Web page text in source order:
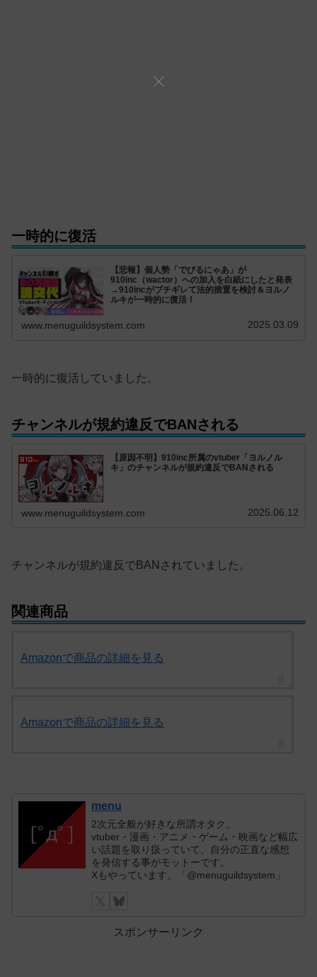
一時的に復活
【悲報】個人勢「でびるにゃあ」が
910inc（wactor）への加入を白紙にしたと発表
→910incがブチギレて法的措置を検討＆ヨルノ
ルキが一時的に復活！
www.menuguildsystem.com 2025.03.09
一時的に復活していました。
チャンネルが規約違反でBANされる
【原因不明】910inc所属のvtuber「ヨルノル
キ」のチャンネルが規約違反でBANされる
www.menuguildsystem.com 2025.06.12
チャンネルが規約違反でBANされていました。
関連商品
Amazonで商品の詳細を見る
Amazonで商品の詳細を見る
menu
2次元全般が好きな所謂オタク。
vtuber・漫画・アニメ・ゲーム・映画など幅広
い話題を取り扱っていて、自分の正直な感想
を発信する事がモットーです。
Xもやっています。「@menuguildsystem」
スポンサーリンク